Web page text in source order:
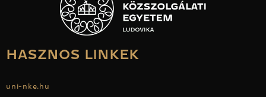
HASZNOS LINKEK
uni-nke.hu